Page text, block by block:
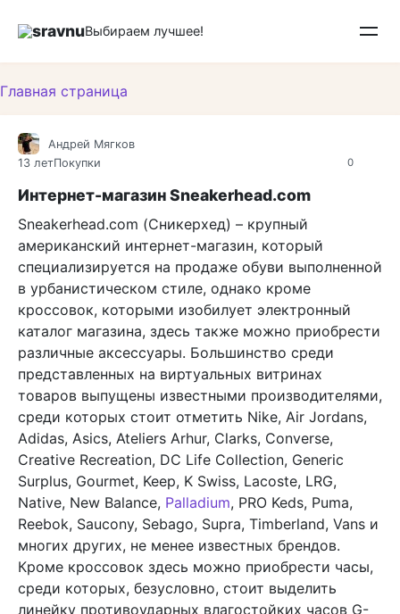
sravnuВыбираем лучшее!
Главная страница
0
Андрей Мягков
13 летПокупки
Интернет-магазин Sneakerhead.com
Sneakerhead.com (Сникерхед) – крупный
американский интернет-магазин, который
специализируется на продаже обуви выполненной
в урбанистическом стиле, однако кроме
кроссовок, которыми изобилует электронный
каталог магазина, здесь также можно приобрести
различные аксессуары. Большинство среди
представленных на виртуальных витринах
товаров выпущены известными производителями,
среди которых стоит отметить Nike, Air Jordans,
Adidas, Asics, Ateliers Arhur, Clarks, Converse,
Creative Recreation, DC Life Collection, Generic
Surplus, Gourmet, Keep, K Swiss, Lacoste, LRG,
Native, New Balance, Palladium, PRO Keds, Puma,
Reebok, Saucony, Sebago, Supra, Timberland, Vans и
многих других, не менее известных брендов.
Кроме кроссовок здесь можно приобрести часы,
среди которых, безусловно, стоит выделить
линейку противоударных влагостойких часов G-